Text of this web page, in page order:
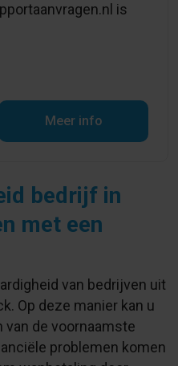
is
Meer info
bedrijf in
met een
van bedrijven uit
Op deze manier kan u
van de voornaamste
problemen komen